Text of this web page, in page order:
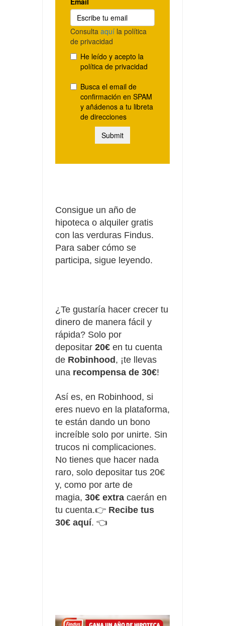
Consigue un año de
hipoteca o alquiler gratis
con las verduras Findus.
Para saber cómo se
participa, sigue leyendo.
¿Te gustaría hacer crecer tu
dinero de manera fácil y
rápida? Solo por
depositar 20€ en tu cuenta
de Robinhood, ¡te llevas
una recompensa de 30€!
Así es, en Robinhood, si
eres nuevo en la plataforma,
te están dando un bono
increíble solo por unirte. Sin
trucos ni complicaciones.
No tienes que hacer nada
raro, solo depositar tus 20€
y, como por arte de
magia, 30€ extra caerán en
tu cuenta.👉 Recibe tus
30€ aquí. 👈